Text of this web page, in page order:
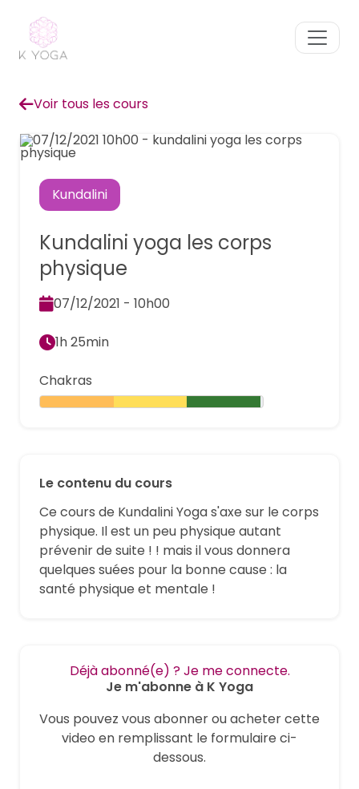
Voir tous les cours
Kundalini
Chakras
Kundalini yoga les corps
physique
07/12/2021 - 10h00
1h 25min
Le contenu du cours
Ce cours de Kundalini Yoga s'axe sur le corps
physique. Il est un peu physique autant
prévenir de suite ! ! mais il vous donnera
quelques suées pour la bonne cause : la
santé physique et mentale !
Déjà abonné(e) ? Je me connecte.
Je m'abonne à K Yoga
Vous pouvez vous abonner ou acheter cette
video en remplissant le formulaire ci-
dessous.